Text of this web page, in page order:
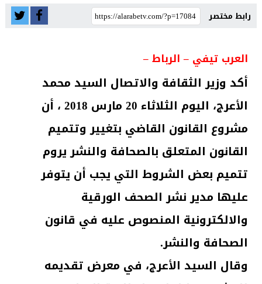
رابط مختصر
العرب تيفي – الرباط –
أكد وزير الثقافة والاتصال السيد محمد
الأعرج، اليوم الثلاثاء 20 مارس 2018 ، أن
مشروع القانون القاضي بتغيير وتتميم
القانون المتعلق بالصحافة والنشر يروم
تتميم بعض الشروط التي يجب أن يتوفر
عليها مدير نشر الصحف الورقية
والالكترونية المنصوص عليه في قانون
الصحافة والنشر.
وقال السيد الأعرج، في معرض تقديمه